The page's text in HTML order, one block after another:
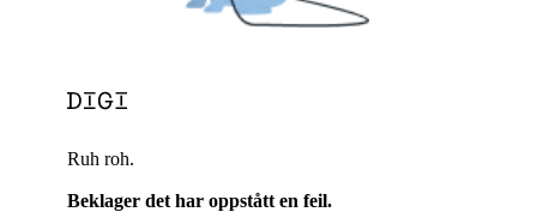
Ruh roh.
Beklager det har oppstått en feil.